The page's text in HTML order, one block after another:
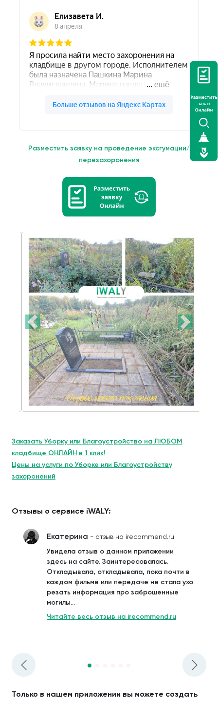
Разместить заявку на проведение эксгумации/
перезахоронения
Заказать Уборку или Благоустройство на ЛЮБОМ
кладбище ОНЛАЙН в 1 клик!
Цены на услуги по Уборке или Благоустройству
захоронений
Отзывы о сервисе iWALY:
Екатерина - отзыв на irecommend.ru
Увидела отзыв о данном приложении
здесь на сайте. Заинтересовалась.
Откладывала, откладывала, пока почти в
каждом фильме или передаче не стала ухо
резать информация про заброшенные
могилы...
Читайте весь отзыв на irecommend.ru
Только в нашем приложении вы можете создать